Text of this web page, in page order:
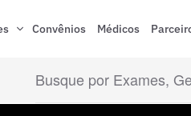
Convênios Médicos